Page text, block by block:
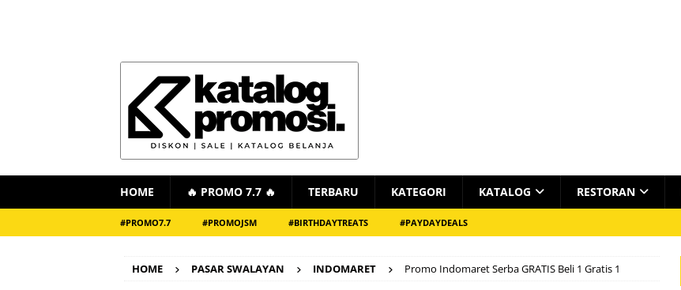
HOME 🔥 PROMO 7.7 🔥 TERBARU KATEGORI KATALOG RESTORAN
#PROMO7.7 #PROMOJSM #BIRTHDAYTREATS #PAYDAYDEALS
HOME PASAR SWALAYAN INDOMARET Promo Indomaret Serba GRATIS Beli 1 Gratis 1